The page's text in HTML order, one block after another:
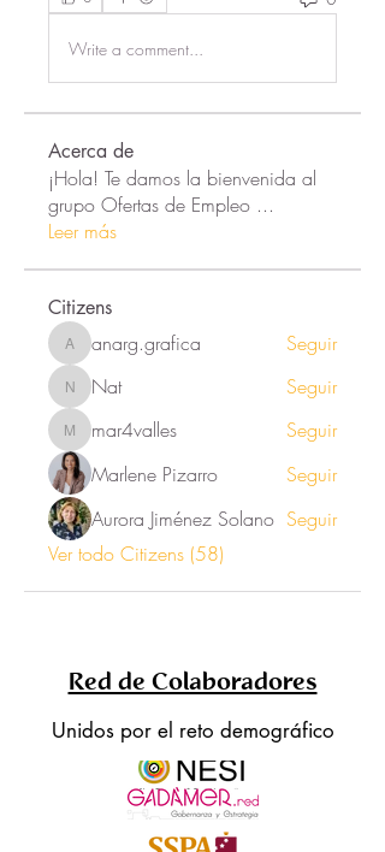
Write a comment...
Acerca de
¡Hola! Te damos la bienvenida al
grupo Ofertas de Empleo ...
Leer más
Citizens
anarg.grafica
anarg.grafica Seguir
NatNat Seguir
mar4valles
mar4valles
Seguir
Marlene Pizarro
Seguir
Aurora Jiménez Solano Seguir
Ver todo Citizens (58)
Red de Colaboradores
Unidos por el reto demográfico